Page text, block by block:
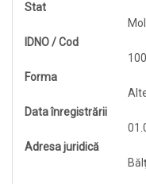
Stat
IDNO / Cod
Forma
Data înregistrării
Adresa juridică